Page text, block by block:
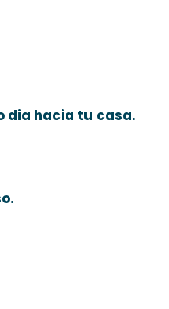
dia hacia tu casa.